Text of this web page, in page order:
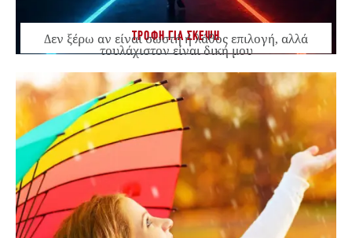
ΤΡΟΦΗ ΓΙΑ ΣΚΕΨΗ
Δεν ξέρω αν είναι σωστή ή λάθος επιλογή, αλλά
τουλάχιστον είναι δική μου